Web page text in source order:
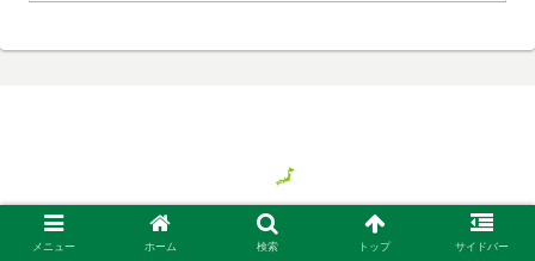
© 2018 気ままに旅する日本、時々バイト.
メニュー ホーム 検索 トップ サイドバー